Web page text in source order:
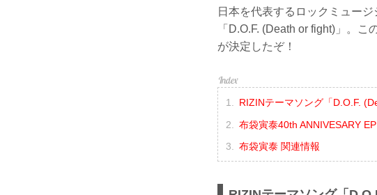
日本を代表するロックミュー
「D.O.F. (Death or fight)」。
が決定したぞ！
RIZINテーマソング「D.O.F.
布袋寅泰40th ANNIVESARY EP
布袋寅泰 関連情報